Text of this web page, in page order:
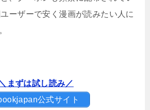
ーザーで安く漫画が読みたい人に
＼まずは試し読み／
公式サイト